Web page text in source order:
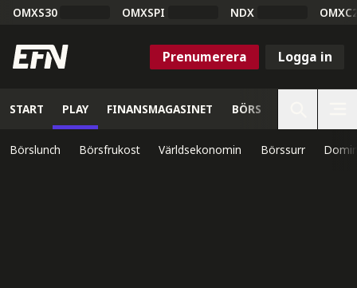
OMXS30 OMXSPI NDX
Prenumerera Logga in
START PLAY FINANSMAGASINET BÖRS
Börslunch Börsfrukost Världsekonomin Börssurr